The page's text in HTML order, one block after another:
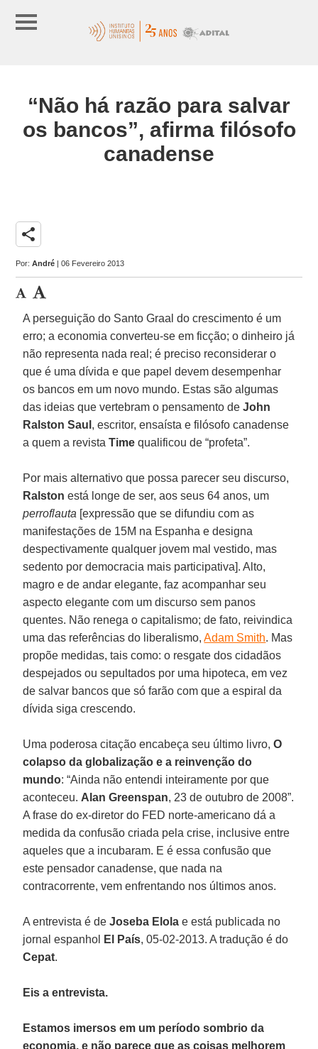
“Não há razão para salvar
os bancos”, afirma filósofo
canadense
share
Por:André | 06 Fevereiro 2013
A perseguição do Santo Graal do crescimento é um
erro; a economia converteu-se em ficção; o dinheiro já
não representa nada real; é preciso reconsiderar o
que é uma dívida e que papel devem desempenhar
os bancos em um novo mundo. Estas são algumas
das ideias que vertebram o pensamento deJohn
Ralston Saul , escritor, ensaísta e filósofo canadense
a quem a revistaTimequalificou de “profeta”.
Por mais alternativo que possa parecer seu discurso,
Ralstonestá longe de ser, aos seus 64 anos, um
perroflauta [expressão que se difundiu com as
manifestações de 15M na Espanha e designa
despectivamente qualquer jovem mal vestido, mas
sedento por democracia mais participativa]. Alto,
magro e de andar elegante, faz acompanhar seu
aspecto elegante com um discurso sem panos
quentes. Não renega o capitalismo; de fato, reivindica
uma das referências do liberalismo,Adam Smith. Mas
propõe medidas, tais como: o resgate dos cidadãos
despejados ou sepultados por uma hipoteca, em vez
de salvar bancos que só farão com que a espiral da
dívida siga crescendo.
Uma poderosa citação encabeça seu último livro,O
colapso da globalização e a reinvenção do
mundo: “Ainda não entendi inteiramente por que
aconteceu. Alan Greenspan, 23 de outubro de 2008”.
A frase do ex-diretor do FED norte-americano dá a
medida da confusão criada pela crise, inclusive entre
aqueles que a incubaram. E é essa confusão que
este pensador canadense, que nada na
contracorrente, vem enfrentando nos últimos anos.
A entrevista é deJoseba Elola e está publicada no
jornal espanhol
El País, 05-02-2013. A tradução é do
Cepat.
Eis a entrevista.
Estamos imersos em um período sombrio da
economia, e não parece que as coisas melhorem